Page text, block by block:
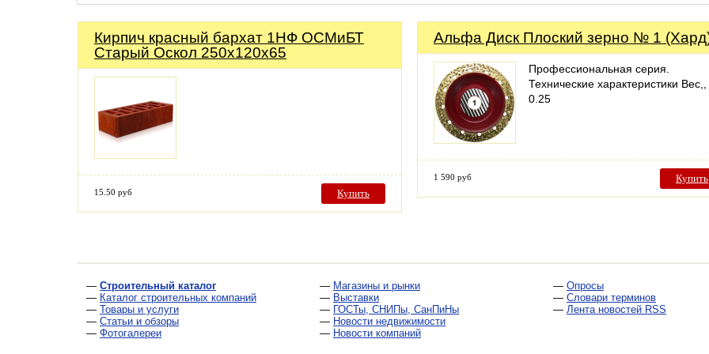
Кирпич красный бархат 1НФ ОСМиБТ
Старый Оскол 250х120х65
15.50 руб Купить
Альфа Диск Плоский зерно № 1
Профессиональная серия.
Технические характеристики Вес,,
0.25
1 590 руб Купить
— Строительный каталог
— Каталог строительных компаний
— Товары и услуги
— Статьи и обзоры
— Фотогалереи
— Магазины и рынки
— Выставки
— ГОСТы, СНИПы, СанПиНы
— Новости недвижимости
— Новости компаний
— Опросы
— Словари терминов
— Лента новостей RSS